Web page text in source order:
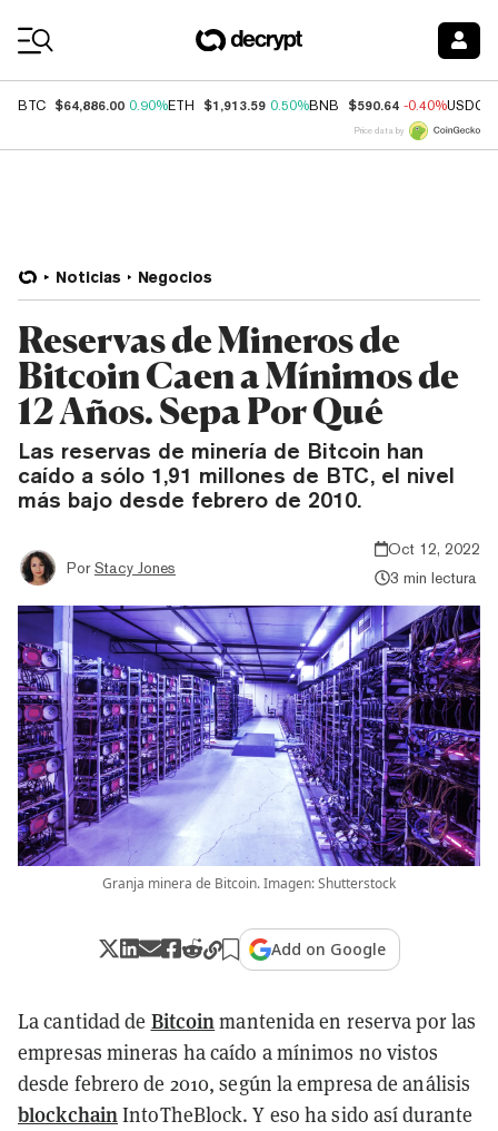
BTC $64,886.00 0.90%ETH $1,913.59 0.50%BNB $590.64 -0.40%USDC
Price data by
Noticias Negocios
Reservas de Mineros de
Bitcoin Caen a Mínimos de
12 Años. Sepa Por Qué
Las reservas de minería de Bitcoin han
caído a sólo 1,91 millones de BTC, el nivel
más bajo desde febrero de 2010.
Por Stacy Jones
Oct 12, 2022
3 min lectura
Granja minera de Bitcoin. Imagen: Shutterstock
Add on Google
La cantidad de Bitcoin mantenida en reserva por las
empresas mineras ha caído a mínimos no vistos
desde febrero de 2010, según la empresa de análisis
blockchain IntoTheBlock. Y eso ha sido así durante